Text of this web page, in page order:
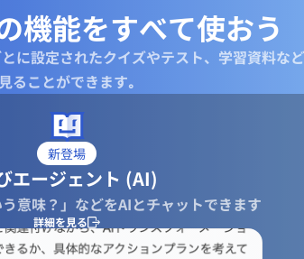
機能をすべて使おう
に設定されたクイズやテスト、学習資料な
見ることができます｡
新登場
エージェント (AI)
う意味？」などをAIとチャットできます
詳細を見る